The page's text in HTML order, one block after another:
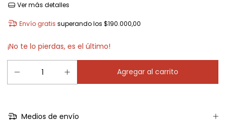
Ver más detalles
Envío gratis superando los $190.000,00
¡No te lo pierdas, es el último!
Medios de envío